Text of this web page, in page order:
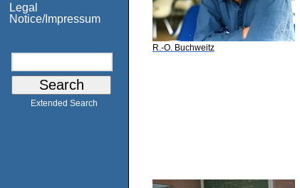
Legal
Notice/Impressum
Extended Search
R.-O. Buchweitz